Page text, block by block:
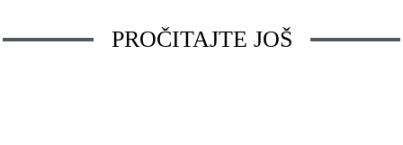
PROČITAJTE JOŠ